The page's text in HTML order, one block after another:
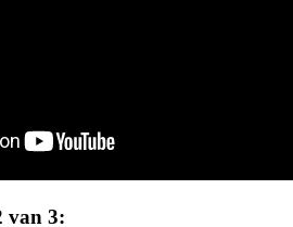
van 3: